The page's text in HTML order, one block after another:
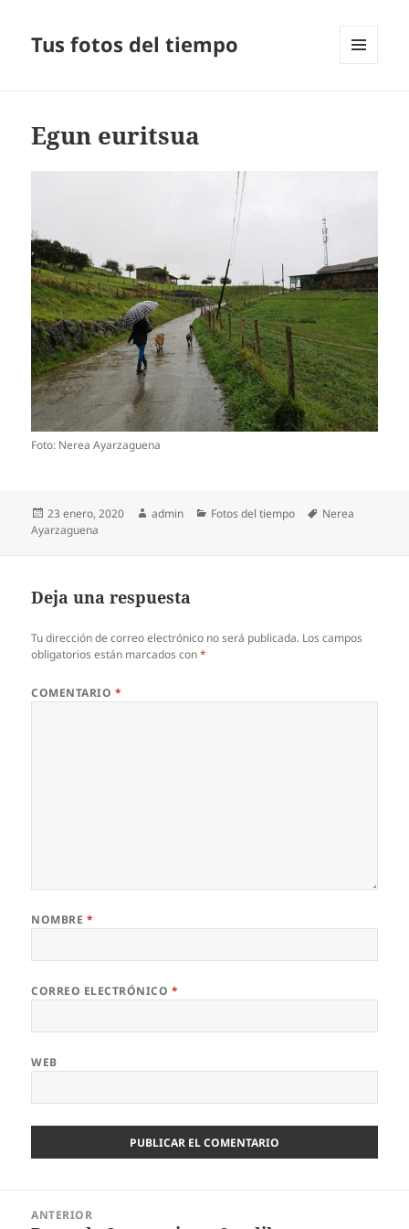
Tus fotos del tiempo
Egun euritsua
Foto: Nerea Ayarzaguena
Publicado
el
23 enero, 2020 Autor
admin Categorías
Fotos del tiempo Etiquetas
Nerea
Ayarzaguena
Deja una respuesta
Tu dirección de correo electrónico no será publicada. Los campos
obligatorios están marcados con*
COMENTARIO *
NOMBRE *
CORREO ELECTRÓNICO *
WEB
ANTERIOR